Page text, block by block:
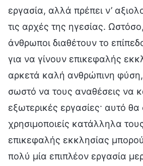
εργασία, αλλά πρέπει ν’
τις αρχές της ηγεσίας.
άνθρωποι διαθέτουν το
για να γίνουν επικεφαλής
αρκετά καλή ανθρώπινη
σωστό να τους αναθέσεις να
εξωτερικές εργασίες· αυτό θα
χρησιμοποιείς κατάλληλα
επικεφαλής εκκλησίας
πολύ μία επιπλέον εργασία